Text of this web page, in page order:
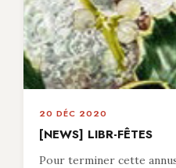
20 DÉC 2020
[NEWS] LIBR-FÊTES
Pour terminer cette